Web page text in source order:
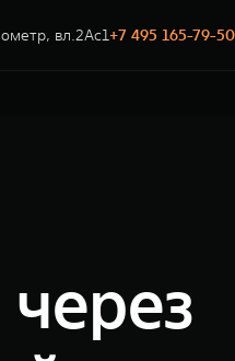
вл.2Ас1+7 495 165-79-50